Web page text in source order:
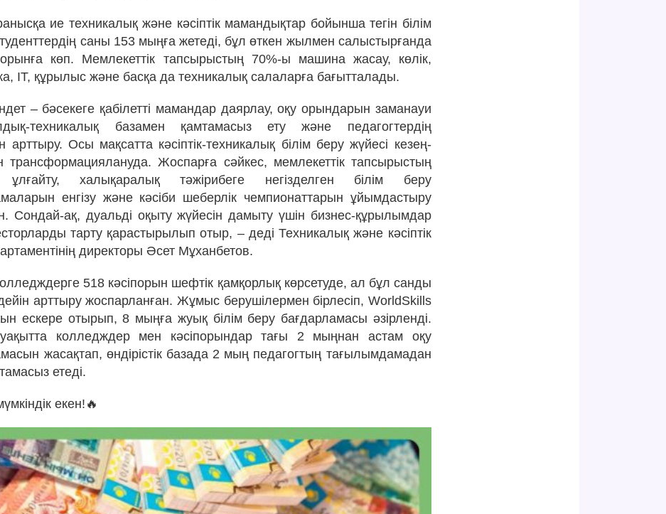
ие техникалық және кәсіптік мамандықтар бойынша тегін білім
саны 153 мыңға жетеді, бұл өткен жылмен салыстырғанда
көп. Мемлекеттік тапсырыстың 70%-ы машина жасау, көлік,
IT, құрылыс және басқа да техникалық салаларға бағытталады.
– бәсекеге қабілетті мамандар даярлау, оқу орындарын заманауи
техникалық базамен қамтамасыз ету және педагогтердің
арттыру. Осы мақсатта кәсіптік-техникалық білім беру жүйесі кезең-
трансформациялануда. Жоспарға сәйкес, мемлекеттік тапсырыстың
ұлғайту, халықаралық тәжірибеге негізделген білім беру
енгізу және кәсіби шеберлік чемпионаттарын ұйымдастыру
Сондай-ақ, дуальді оқыту жүйесін дамыту үшін бизнес-құрылымдар
тарту қарастырылып отыр, – деді Техникалық және кәсіптік
директоры Әсет Мұханбетов.
518 кәсіпорын шефтік қамқорлық көрсетуде, ал бұл санды
арттыру жоспарланған. Жұмыс берушілермен бірлесіп, WorldSkills
ескере отырып, 8 мыңға жуық білім беру бағдарламасы әзірленді.
колледждер мен кәсіпорындар тағы 2 мыңнан астам оқу
жасақтап, өндірістік базада 2 мың педагогтың тағылымдамадан
етеді.
екен!🔥